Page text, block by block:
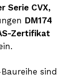
Serie CVX,
DM174
Zertifikat
sind